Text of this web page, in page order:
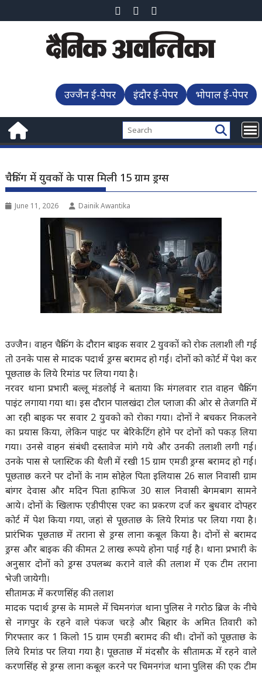
to
उज्जैन ई-पेपर इंदौर ई-पेपर भोपाल ई-पेपर
चैकिंग में युवकों के पास मिली 15 ग्राम ड्रग्स
June 11, 2026 Dainik Awantika
उज्जैन। वाहन चैकिंग के दौरान बाइक सवार 2 युवकों को रोक तलाशी ली गई
तो उनके पास से मादक पदार्थ ड्रग्स बरामद हो गई। दोनों को कोर्ट में पेश कर
पूछताछ के लिये रिमांड पर लिया गया है।
नरवर थाना प्रभारी बल्लू मंडलोई ने बताया कि मंगलवार रात वाहन चैकिंग
पाइंट लगाया गया था। इस दौरान पालखंदा टोल प्लाजा की ओर से तेजगति में
आ रही बाइक पर सवार 2 युवको को रोका गया। दोनों ने बचकर निकलने
का प्रयास किया, लेकिन पाइंट पर बेरिकेटिंग होने पर दोनों को पकड़ लिया
गया। उनसे वाहन संबंधी दस्तावेज मांगे गये और उनकी तलाशी लगी गई।
उनके पास से प्लास्टिक की थैली में रखी 15 ग्राम एमडी ड्रग्स बरामद हो गई।
पूछताछ करने पर दोनों के नाम सोहेल पिता इलियास 26 साल निवासी ग्राम
बांगर देवास और मदिन पिता हाफिज 30 साल निवासी बेगमबाग सामने
आये। दोनों के खिलाफ एडीपीएस एक्ट का प्रकरण दर्ज कर बुधवार दोपहर
कोर्ट में पेश किया गया, जहां से पूछताछ के लिये रिमांड पर लिया गया है।
प्रारंभिक पूछताछ में तराना से ड्रग्स लाना कबूल किया है। दोनों से बरामद
ड्रग्स और बाइक की कीमत 2 लाख रूपये होना पाई गई है। थाना प्रभारी के
अनुसार दोनों को ड्रग्स उपलब्ध कराने वाले की तलाश में एक टीम तराना
भेजी जायेगी।
सीतामऊ में करणसिंह की तलाश
मादक पदार्थ ड्रग्स के मामले में चिमनगंज थाना पुलिस ने गरोठ ब्रिज के नीचे
से नागपुर के रहने वाले पंकज चरड़े और बिहार के अमित तिवारी को
गिरफ्तार कर 1 किलो 15 ग्राम एमडी बरामद की थी। दोनों को पूछताछ के
लिये रिमांड पर लिया गया है। पूछताछ में मंदसौर के सीतामऊ में रहने वाले
करणसिंह से ड्रग्स लाना कबूल करने पर चिमनगंज थाना पुलिस की एक टीम